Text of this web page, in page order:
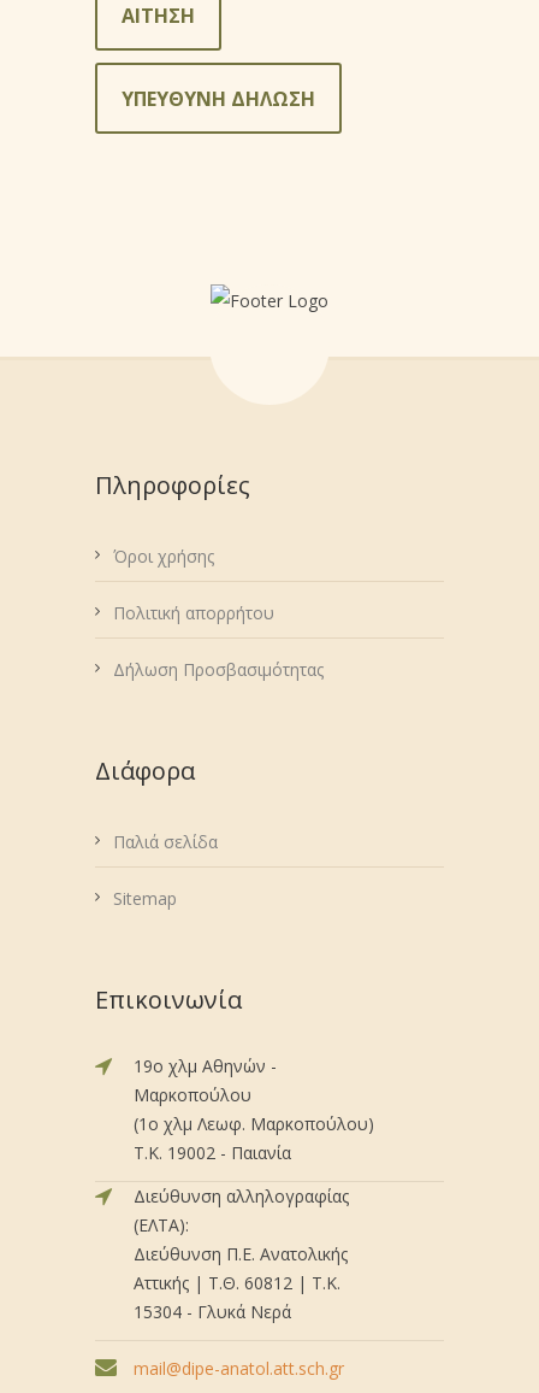
ΑΙΤΗΣΗ
ΥΠΕΥΘΥΝΗ ΔΗΛΩΣΗ
Πληροφορίες
Όροι χρήσης
Πολιτική απορρήτου
Δήλωση Προσβασιμότητας
Διάφορα
Παλιά σελίδα
Sitemap
Επικοινωνία
19ο χλμ Αθηνών -
Μαρκοπούλου
(1ο χλμ Λεωφ. Μαρκοπούλου)
Τ.Κ. 19002 - Παιανία
Διεύθυνση αλληλογραφίας
(ΕΛΤΑ):
Διεύθυνση Π.Ε. Ανατολικής
Αττικής | Τ.Θ. 60812 | Τ.Κ.
15304 - Γλυκά Νερά
mail@dipe-anatol.att.sch.gr